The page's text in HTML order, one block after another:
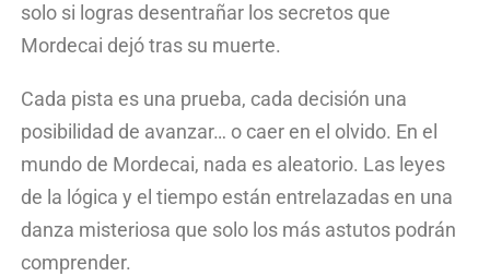
solo si logras desentrañar los secretos que
Mordecai dejó tras su muerte.
Cada pista es una prueba, cada decisión una
posibilidad de avanzar… o caer en el olvido. En el
mundo de Mordecai, nada es aleatorio. Las leyes
de la lógica y el tiempo están entrelazadas en una
danza misteriosa que solo los más astutos podrán
comprender.